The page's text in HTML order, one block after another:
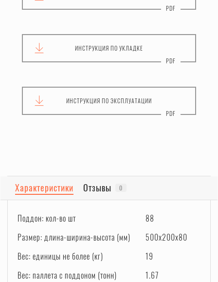
ИНСТРУКЦИЯ ПО УКЛАДКЕ
ИНСТРУКЦИЯ ПО ЭКСПЛУАТАЦИИ
Характеристики Отзывы 0
Поддон: кол-во шт
88
Размер: длина-ширина-высота (мм)
500x200x80
Вес: единицы не более (кг)
19
Вес: паллета с поддоном (тонн)
1.67